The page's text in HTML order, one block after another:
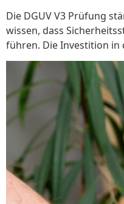
Die DGUV V3 Prüfung
wissen, dass
führen. Die Investition in